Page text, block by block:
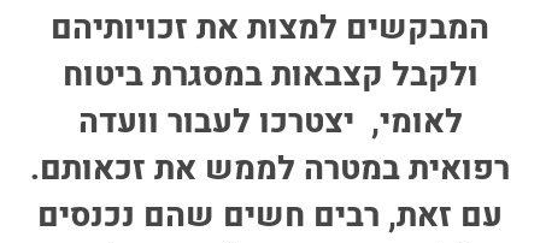
המבקשים למצות את זכויותיהם
ולקבל קצבאות במסגרת ביטוח
לאומי, יצטרכו לעבור וועדה
רפואית במטרה לממש את זכאותם.
עם זאת, רבים חשים שהם נכנסים